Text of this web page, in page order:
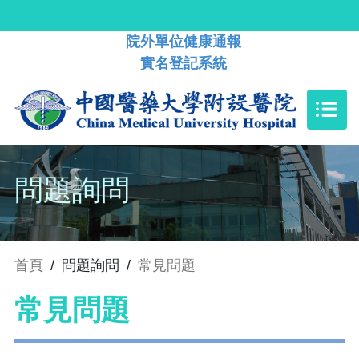
院外單位健康通報
實名登記系統
問題詢問
首頁 / 問題詢問 / 常見問題
常見問題